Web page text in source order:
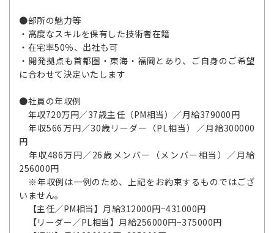
●部所の魅力等
・高度なスキルを保有した技術者在籍
・在宅率50％、出社も可
・開発拠点も首都圏・東海・福岡とあり、ご自身のご希望
に合わせて決定いたします
●社員の年収例
年収720万円／37歳主任（PM相当）／月給379000円
年収566万円／30歳リーダー（PL相当）／月給300000
円
年収486万円／26歳メンバー（メンバー相当）／月給
256000円
※年収例は一例のため、上記をお約束するものではござ
いません。
【主任／PM相当】月給312000円−431000円
【リーダー／PL相当】月給256000円−375000円